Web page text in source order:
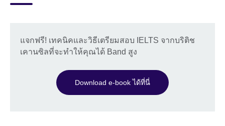
แจกฟรี! เทคนิคและวิธีเตรียมสอบ IELTS จากบริติช
เคานซิลที่จะทำให้คุณได้ Band สูง
Download e-book ได้ที่นี่